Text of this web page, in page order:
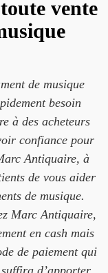
vente
de musique
besoin
à des acheteurs
confiance pour
Antiquaire, à
de vous aider
de musique.
Marc Antiquaire,
en cash mais
de paiement qui
d’apporter